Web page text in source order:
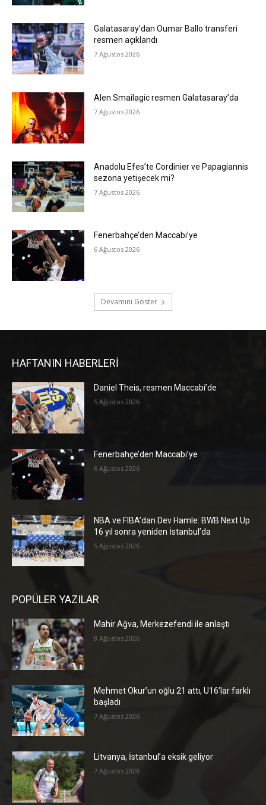
Galatasaray’dan Oumar Ballo transferi
resmen açıklandı
7 Ağustos 2026
Alen Smailagic resmen Galatasaray’da
7 Ağustos 2026
Anadolu Efes’te Cordinier ve Papagiannis
sezona yetişecek mi?
7 Ağustos 2026
Fenerbahçe’den Maccabi’ye
6 Ağustos 2026
Devamını Göster
HAFTANIN HABERLERİ
Daniel Theis, resmen Maccabi’de
5 Ağustos 2026
Fenerbahçe’den Maccabi’ye
6 Ağustos 2026
NBA ve FIBA’dan Dev Hamle: BWB Next Up
16 yıl sonra yeniden İstanbul’da
5 Ağustos 2026
POPÜLER YAZILAR
Mahir Ağva, Merkezefendi ile anlaştı
8 Ağustos 2026
Mehmet Okur’un oğlu 21 attı, U16’lar farklı
başladı
7 Ağustos 2026
Litvanya, İstanbul’a eksik geliyor
7 Ağustos 2026